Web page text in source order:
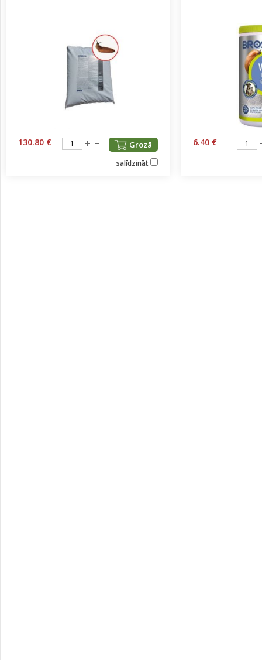
130.80 € Grozā
salīdzināt
6.40 €